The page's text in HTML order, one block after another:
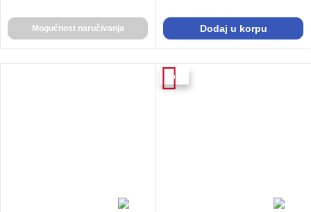
Mogućnost naručivanja Dodaj u korpu
-6%